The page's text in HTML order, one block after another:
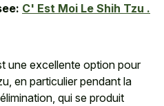
C' Est Moi Le Shih Tzu .
une excellente option pour
en particulier pendant la
qui se produit